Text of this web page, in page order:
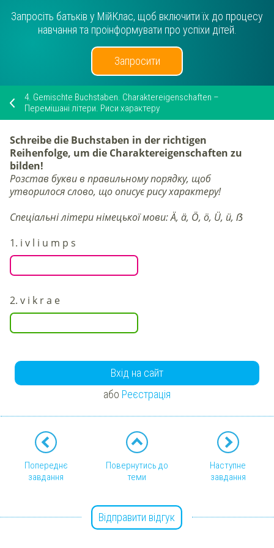
Запросіть батьків у МійКлас, щоб включити їх до процесу
навчання та проінформувати про успіхи дітей.
Запросити
4. Gemischte Buchstaben. Charaktereigenschaften –
Перемішані літери. Риси характеру
Schreibe die Buchstaben in der richtigen
Reihenfolge, um die Charaktereigenschaften zu
bilden!
Розстав букви в правильному порядку, щоб
утворилося слово, що описує рису характеру!
Спеціальні літери німецької мови: Ä, ä, Ö, ö, Ü, ü, ẞ
1. i v l i u m p s
2. v i k r a e
Вхід на сайт
або Реєстрація
Попереднє
завдання
Повернутись до
теми
Наступне
завдання
Відправити відгук